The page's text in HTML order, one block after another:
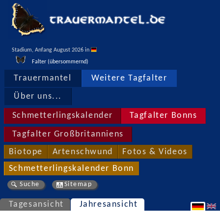
Stadium, Anfang August 2026 in
Falter (übersommernd)
Trauermantel Weitere Tagfalter
Über uns...
Schmetterlingskalender Tagfalter Bonns
Tagfalter Großbritanniens
Biotope Artenschwund Fotos & Videos
Schmetterlingskalender Bonn
Suche Sitemap
Tagesansicht Jahresansicht